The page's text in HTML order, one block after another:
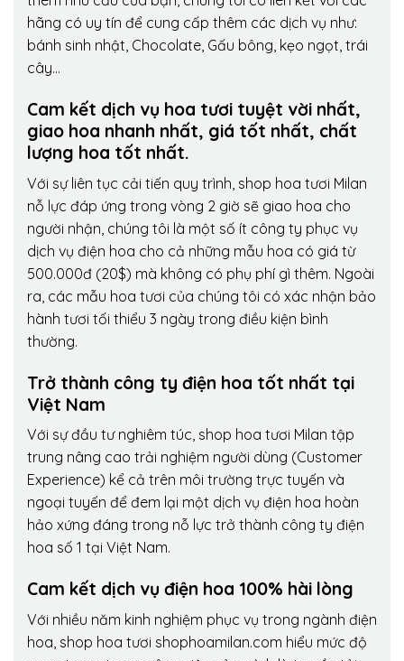
hãng có uy tín để cung cấp thêm các dịch vụ như:
bánh sinh nhật, Chocolate, Gấu bông, kẹo ngọt, trái
cây…
Cam kết dịch vụ hoa tươi tuyệt vời nhất,
giao hoa nhanh nhất, giá tốt nhất, chất
lượng hoa tốt nhất.
Với sự liên tục cải tiến quy trình, shop hoa tươi Milan
nỗ lực đáp ứng trong vòng 2 giờ sẽ giao hoa cho
người nhận, chúng tôi là một số ít công ty phục vụ
dịch vụ điện hoa cho cả những mẫu hoa có giá từ
500.000đ (20$) mà không có phụ phí gì thêm. Ngoài
ra, các mẫu hoa tươi của chúng tôi có xác nhận bảo
hành tươi tối thiểu 3 ngày trong điều kiện bình
thường.
Trở thành công ty điện hoa tốt nhất tại
Việt Nam
Với sự đầu tư nghiêm túc, shop hoa tươi Milan tập
trung nâng cao trải nghiệm người dùng (Customer
Experience) kể cả trên môi trường trực tuyến và
ngoại tuyến để đem lại một dịch vụ điện hoa hoàn
hảo xứng đáng trong nỗ lực trở thành công ty điện
hoa số 1 tại Việt Nam.
Cam kết dịch vụ điện hoa 100% hài lòng
Với nhiều năm kinh nghiệm phục vụ trong ngành điện
hoa, shop hoa tươi shophoamilan.com hiểu mức độ